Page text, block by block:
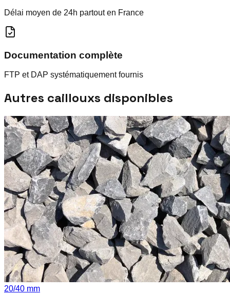
Délai moyen de 24h partout en France
Documentation complète
FTP et DAP systématiquement fournis
Autres caillouxs disponibles
20/40 mm